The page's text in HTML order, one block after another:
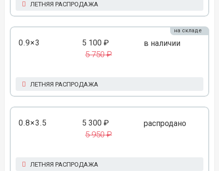
ЛЕТНЯЯ РАСПРОДАЖА
0.9×3 5 100 ₽
5 750 ₽
в наличии
на складе
ЛЕТНЯЯ РАСПРОДАЖА
0.8×3.5 5 300 ₽
5 950 ₽
распродано
ЛЕТНЯЯ РАСПРОДАЖА